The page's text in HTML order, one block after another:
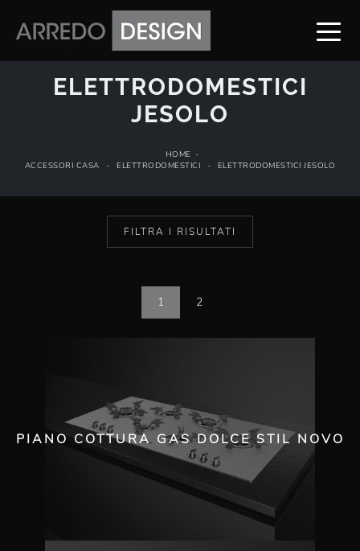
ELETTRODOMESTICI
JESOLO
HOME -
ACCESSORI CASA
- ELETTRODOMESTICI - ELETTRODOMESTICI JESOLO
FILTRA I RISULTATI
1 2
PIANO COTTURA GAS DOLCE STIL NOVO